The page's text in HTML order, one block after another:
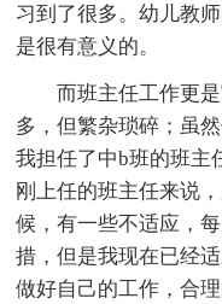
习到了很多。幼儿教
是很有意义的。
而班主任工作更
多，但繁杂琐碎；虽
我担任了中b班的班主
刚上任的班主任来说
候，有一些不适应，
措，但是我现在已经
做好自己的工作，合